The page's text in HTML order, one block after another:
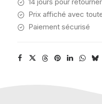
Prix affiché avec
Paiement sécurisé